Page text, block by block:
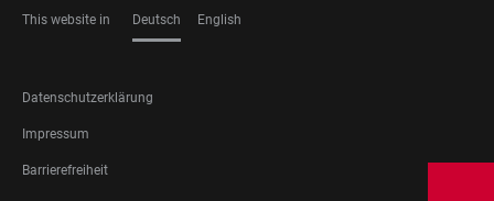
This website in Deutsch English
FOOTER
LEGAL
Datenschutzerklärung
Impressum
Barrierefreiheit